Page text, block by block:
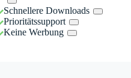
Schnellere Downloads
Prioritätssupport
Keine Werbung